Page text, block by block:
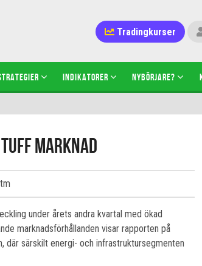
Tradingkurser
INDIKATORER NYBÖRJARE?
marknad
under årets andra kvartal med ökad
marknadsförhållanden visar rapporten på
där särskilt energi- och infrastruktursegmenten